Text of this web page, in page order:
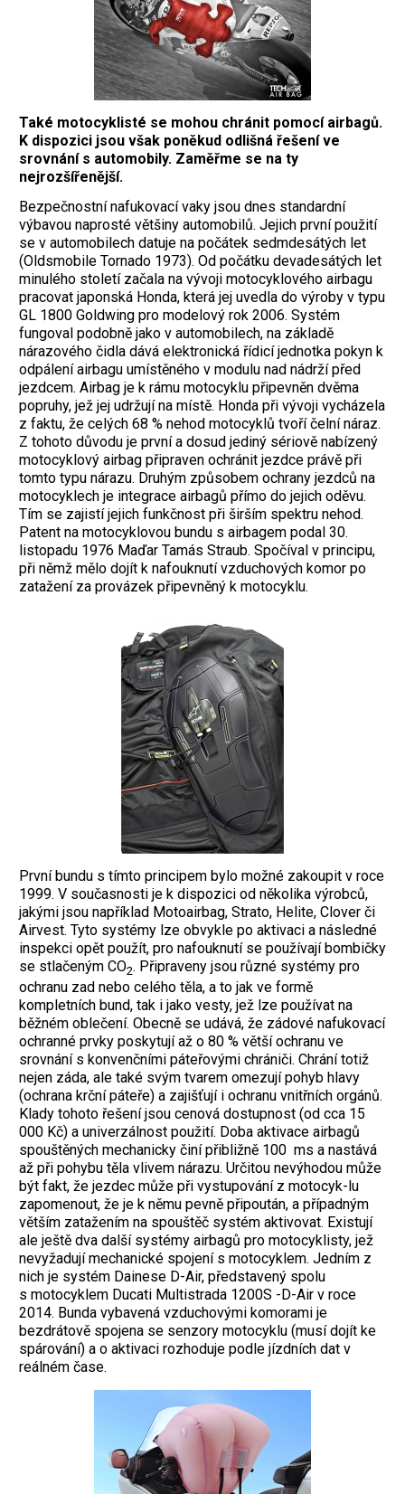
Také motocyklisté se mohou chránit pomocí airbagů.
K dispozici jsou však poněkud odlišná řešení ve
srovnání s automobily. Zaměřme se na ty
nejrozšířenější.
Bezpečnostní nafukovací vaky jsou dnes standardní
výbavou naprosté většiny automobilů. Jejich první použití
se v automobilech datuje na počátek sedmdesátých let
(Oldsmobile Tornado 1973). Od počátku devadesátých let
minulého století začala na vývoji motocyklového airbagu
pracovat japonská Honda, která jej uvedla do výroby v typu
GL 1800 Goldwing pro modelový rok 2006. Systém
fungoval podobně jako v automobilech, na základě
nárazového čidla dává elektronická řídicí jednotka pokyn k
odpálení airbagu umístěného v modulu nad nádrží před
jezdcem. Airbag je k rámu motocyklu připevněn dvěma
popruhy, jež jej udržují na místě. Honda při vývoji vycházela
z faktu, že celých 68 % nehod motocyklů tvoří čelní náraz.
Z tohoto důvodu je první a dosud jediný sériově nabízený
motocyklový airbag připraven ochránit jezdce právě při
tomto typu nárazu. Druhým způsobem ochrany jezdců na
motocyklech je integrace airbagů přímo do jejich oděvu.
Tím se zajistí jejich funkčnost při širším spektru nehod.
Patent na motocyklovou bundu s airbagem podal 30.
listopadu 1976 Maďar Tamás Straub. Spočíval v principu,
při němž mělo dojít k nafouknutí vzduchových komor po
zatažení za provázek připevněný k motocyklu.
První bundu s tímto principem bylo možné zakoupit v roce
1999. V současnosti je k dispozici od několika výrobců,
jakými jsou například Motoairbag, Strato, Helite, Clover či
Airvest. Tyto systémy lze obvykle po aktivaci a následné
inspekci opět použít, pro nafouknutí se používají bombičky
se stlačeným CO2. Připraveny jsou různé systémy pro
ochranu zad nebo celého těla, a to jak ve formě
kompletních bund, tak i jako vesty, jež lze používat na
běžném oblečení. Obecně se udává, že zádové nafukovací
ochranné prvky poskytují až o 80 % větší ochranu ve
srovnání s konvenčními páteřovými chrániči. Chrání totiž
nejen záda, ale také svým tvarem omezují pohyb hlavy
(ochrana krční páteře) a zajišťují i ochranu vnitřních orgánů.
Klady tohoto řešení jsou cenová dostupnost (od cca 15
000 Kč) a univerzálnost použití. Doba aktivace airbagů
spouštěných mechanicky činí přibližně 100 ms a nastává
až při pohybu těla vlivem nárazu. Určitou nevýhodou může
být fakt, že jezdec může při vystupování z motocyk-lu
zapomenout, že je k němu pevně připoután, a případným
větším zatažením na spouštěč systém aktivovat. Existují
ale ještě dva další systémy airbagů pro motocyklisty, jež
nevyžadují mechanické spojení s motocyklem. Jedním z
nich je systém Dainese D-Air, představený spolu
s motocyklem Ducati Multistrada 1200S -D-Air v roce
2014. Bunda vybavená vzduchovými komorami je
bezdrátově spojena se senzory motocyklu (musí dojít ke
spárování) a o aktivaci rozhoduje podle jízdních dat v
reálném čase.